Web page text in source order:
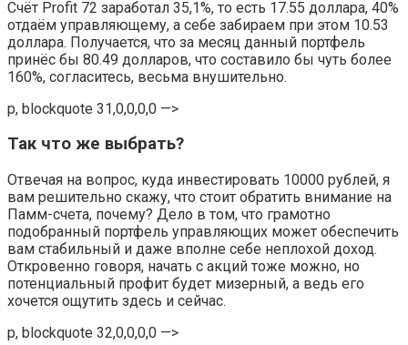
Счёт Profit 72 заработал 35,1%, то есть 17.55 доллара, 40%
отдаём управляющему, а себе забираем при этом 10.53
доллара. Получается, что за месяц данный портфель
принёс бы 80.49 долларов, что составило бы чуть более
160%, согласитесь, весьма внушительно.
p, blockquote 31,0,0,0,0 —>
Так что же выбрать?
Отвечая на вопрос, куда инвестировать 10000 рублей, я
вам решительно скажу, что стоит обратить внимание на
Памм-счета, почему? Дело в том, что грамотно
подобранный портфель управляющих может обеспечить
вам стабильный и даже вполне себе неплохой доход.
Откровенно говоря, начать с акций тоже можно, но
потенциальный профит будет мизерный, а ведь его
хочется ощутить здесь и сейчас.
p, blockquote 32,0,0,0,0 —>